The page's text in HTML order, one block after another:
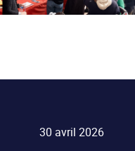
30 avril 2026